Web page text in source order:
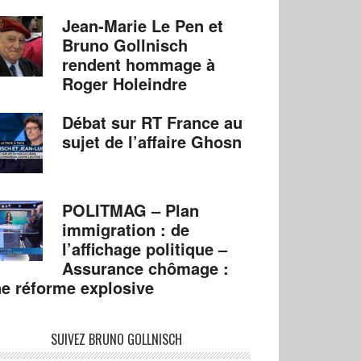
Jean-Marie Le Pen et
Bruno Gollnisch
rendent hommage à
Roger Holeindre
Débat sur RT France au
sujet de l’affaire Ghosn
POLITMAG – Plan
immigration : de
l’affichage politique –
Assurance chômage :
réforme explosive
SUIVEZ BRUNO GOLLNISCH